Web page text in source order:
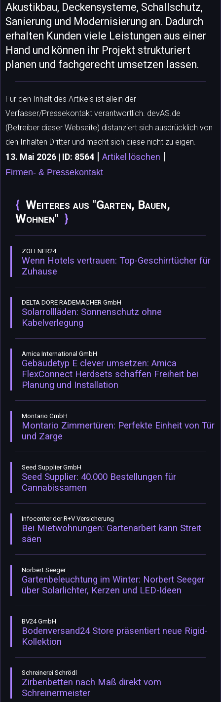
Akustikbau, Deckensysteme, Schallschutz,
Sanierung und Modernisierung an. Dadurch
erhalten Kunden viele Leistungen aus einer
Hand und können ihr Projekt strukturiert
planen und fachgerecht umsetzen lassen.
Für den Inhalt des Artikels ist allein der
Verfasser/Pressekontakt verantwortlich. devAS.de
(Betreiber dieser Webseite) distanziert sich ausdrücklich von
den Inhalten Dritter und macht sich diese nicht zu eigen.
13. Mai 2026 | ID: 8564 | Artikel löschen |
Firmen- & Pressekontakt
Weiteres aus "Garten, Bauen,
Wohnen"
ZOLLNER24
Wenn Hotels vertrauen: Top-Geschirrtücher für
Zuhause
DELTA DORE RADEMACHER GmbH
Solarrollläden: Sonnenschutz ohne
Kabelverlegung
Amica International GmbH
Gebäudetyp E clever umsetzen: Amica
FlexConnect Herdsets schaffen Freiheit bei
Planung und Installation
Montario GmbH
Montario Zimmertüren: Perfekte Einheit von Tür
und Zarge
Seed Supplier GmbH
Seed Supplier: 40.000 Bestellungen für
Cannabissamen
Infocenter der R+V Versicherung
Bei Mietwohnungen: Gartenarbeit kann Streit
säen
Norbert Seeger
Gartenbeleuchtung im Winter: Norbert Seeger
über Solarlichter, Kerzen und LED-Ideen
BV24 GmbH
Bodenversand24 Store präsentiert neue Rigid-
Kollektion
Schreinerei Schrödl
Zirbenbetten nach Maß direkt vom
Schreinermeister